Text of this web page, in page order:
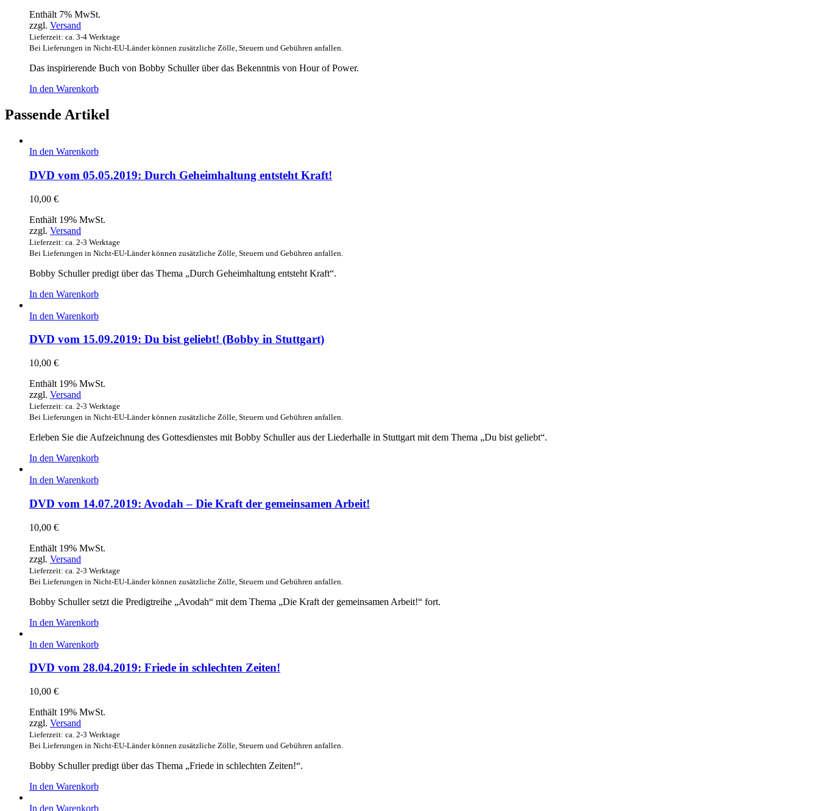
Enthält 7% MwSt.
zzgl. Versand
Lieferzeit: ca. 3-4 Werktage
Bei Lieferungen in Nicht-EU-Länder können zusätzliche Zölle, Steuern und Gebühren anfallen.
Das inspirierende Buch von Bobby Schuller über das Bekenntnis von Hour of Power.
In den Warenkorb
Passende Artikel
In den Warenkorb
DVD vom 05.05.2019: Durch Geheimhaltung entsteht Kraft!
10,00 €
Enthält 19% MwSt.
zzgl. Versand
Lieferzeit: ca. 2-3 Werktage
Bei Lieferungen in Nicht-EU-Länder können zusätzliche Zölle, Steuern und Gebühren anfallen.
Bobby Schuller predigt über das Thema „Durch Geheimhaltung entsteht Kraft“.
In den Warenkorb
In den Warenkorb
DVD vom 15.09.2019: Du bist geliebt! (Bobby in Stuttgart)
10,00 €
Enthält 19% MwSt.
zzgl. Versand
Lieferzeit: ca. 2-3 Werktage
Bei Lieferungen in Nicht-EU-Länder können zusätzliche Zölle, Steuern und Gebühren anfallen.
Erleben Sie die Aufzeichnung des Gottesdienstes mit Bobby Schuller aus der Liederhalle in Stuttgart mit dem Thema „Du bist geliebt“.
In den Warenkorb
In den Warenkorb
DVD vom 14.07.2019: Avodah – Die Kraft der gemeinsamen Arbeit!
10,00 €
Enthält 19% MwSt.
zzgl. Versand
Lieferzeit: ca. 2-3 Werktage
Bei Lieferungen in Nicht-EU-Länder können zusätzliche Zölle, Steuern und Gebühren anfallen.
Bobby Schuller setzt die Predigtreihe „Avodah“ mit dem Thema „Die Kraft der gemeinsamen Arbeit!“ fort.
In den Warenkorb
In den Warenkorb
DVD vom 28.04.2019: Friede in schlechten Zeiten!
10,00 €
Enthält 19% MwSt.
zzgl. Versand
Lieferzeit: ca. 2-3 Werktage
Bei Lieferungen in Nicht-EU-Länder können zusätzliche Zölle, Steuern und Gebühren anfallen.
Bobby Schuller predigt über das Thema „Friede in schlechten Zeiten!“.
In den Warenkorb
In den Warenkorb